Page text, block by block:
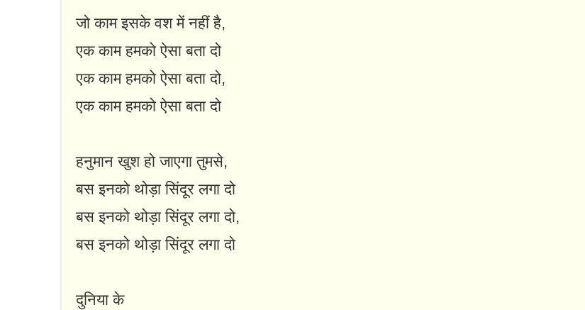
जो काम इसके वश में नहीं है,
एक काम हमको ऐसा बता दो
एक काम हमको ऐसा बता दो,
एक काम हमको ऐसा बता दो
हनुमान खुश हो जाएगा तुमसे,
बस इनको थोड़ा सिंदूर लगा दो
बस इनको थोड़ा सिंदूर लगा दो,
बस इनको थोड़ा सिंदूर लगा दो
दुनिया के